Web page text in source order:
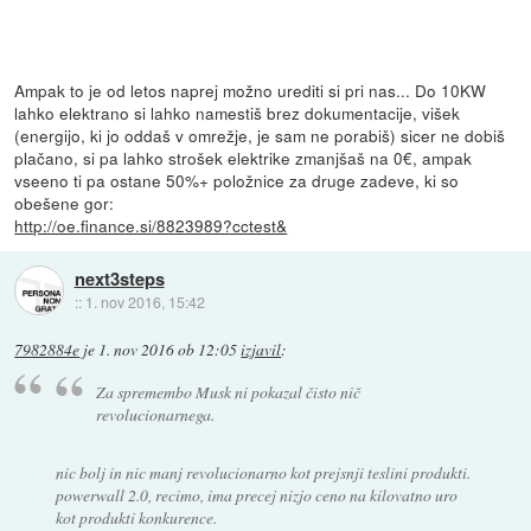
Ampak to je od letos naprej možno urediti si pri nas... Do 10KW
lahko elektrano si lahko namestiš brez dokumentacije, višek
(energijo, ki jo oddaš v omrežje, je sam ne porabiš) sicer ne dobiš
plačano, si pa lahko strošek elektrike zmanjšaš na 0€, ampak
vseeno ti pa ostane 50%+ položnice za druge zadeve, ki so
obešene gor:
http://oe.finance.si/8823989?cctest&
next3steps
:: 1. nov 2016, 15:42
7982884e je 1. nov 2016 ob 12:05izjavil:
Za spremembo Musk ni pokazal čisto nič
revolucionarnega.
nic bolj in nic manj revolucionarno kot prejsnji teslini produkti.
powerwall 2.0, recimo, ima precej nizjo ceno na kilovatno uro
kot produkti konkurence.